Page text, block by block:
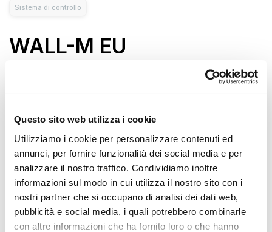
Questo sito web utilizza i cookie
Utilizziamo i cookie per personalizzare contenuti ed
annunci, per fornire funzionalità dei social media e per
analizzare il nostro traffico. Condividiamo inoltre
informazioni sul modo in cui utilizza il nostro sito con i
nostri partner che si occupano di analisi dei dati web,
pubblicità e social media, i quali potrebbero combinarle
con altre informazioni che ha fornito loro o che hanno
Sistema di controllo
WALL-M EU
Wall-M EU è un wall controller multi-zona alimentato PoE
progettato per l’integrazione con amplificatori PowerZone™
Connect. Consente controllo diretto di sorgente, volume e
moderna e altamente personalizzabile.
Il display a colori permette configurazione di temi grafici,
luminosità e retroilluminazione, mentre l’encoder rotativo
integrato garantisce navigazione intuitiva. L’installazione è
semplificata tramite alimentazione PoE (IEEE 802.3af),
eliminando alimentatori separati.
Ideale per applicazioni hospitality, corporate e retail dove è
richiesta gestione locale multi-zona.